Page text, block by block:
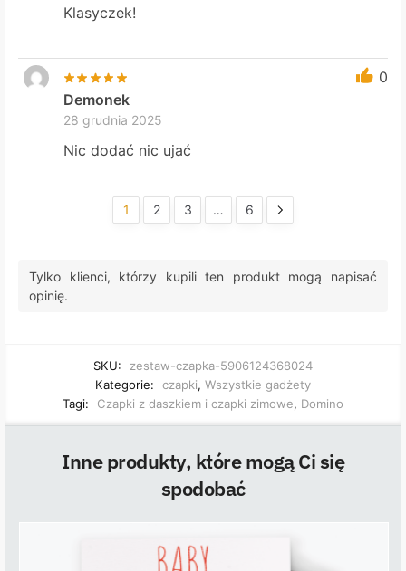
Klasyczek!
0
Demonek
28 grudnia 2025
Nic dodać nic ujać
1 2 3 … 6
Tylko klienci, którzy kupili ten produkt mogą napisać
opinię.
SKU:
zestaw-czapka-5906124368024
Kategorie:
czapki, Wszystkie gadżety
Tagi:
Czapki z daszkiem i czapki zimowe, Domino
Inne produkty, które mogą Ci się
spodobać